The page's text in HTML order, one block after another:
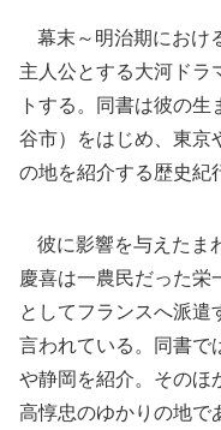
幕末～明治期におけ
主人公とする大河ドラ
トする。同書は彼の
谷市）をはじめ、東京
の地を紹介する歴史紀
彼に影響を与えたま
慶喜は一農民だった栄
としてフランスへ派遣
言われている。同書で
や静岡を紹介。そのほ
高惇忠のゆかりの地で